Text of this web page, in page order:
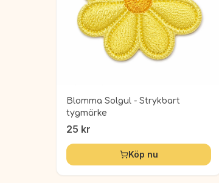
Blomma Solgul - Strykbart
tygmärke
25 kr
Köp nu